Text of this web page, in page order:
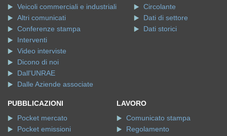
Veicoli commerciali e industriali
Altri comunicati
Conferenze stampa
Interventi
Video interviste
Dicono di noi
Dall'UNRAE
Dalle Aziende associate
Circolante
Dati di settore
Dati storici
PUBBLICAZIONI
Pocket mercato
Pocket emissioni
LAVORO
Comunicato stampa
Regolamento